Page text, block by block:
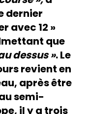
dernier
avec 12 »
que
dessus ». Le
revient en
après être
semi-
il y a trois